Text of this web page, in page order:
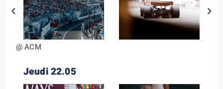
@ ACM
Jeudi 22.05